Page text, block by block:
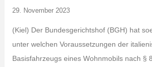
29. November 2023
(Kiel) Der Bundesgerichtshof (BGH) hat
unter welchen Voraussetzungen der
Basisfahrzeugs eines Wohnmobils nach §